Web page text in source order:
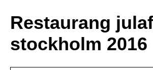
Restaurang
stockholm 2016